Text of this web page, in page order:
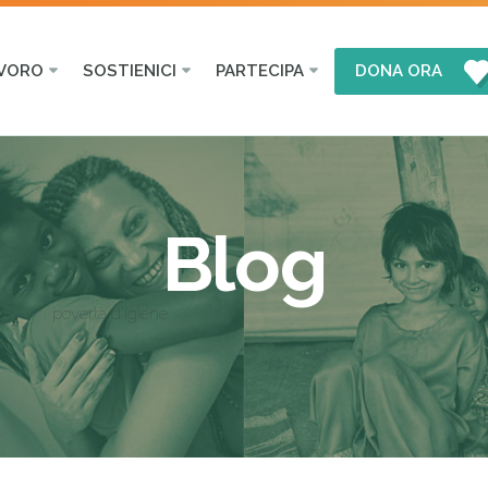
SOSTIENICI PARTECIPA DONA ORA
Blog
povertà d’igiene